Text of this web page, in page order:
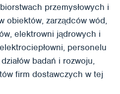
przemysłowych i
obiektów, zarządców wód,
elektrowni jądrowych i
personelu
badań i rozwoju,
firm dostawczych w tej